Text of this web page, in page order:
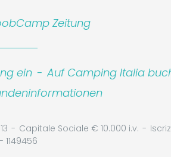
Zeitung
ein - Auf Camping Italia
Capitale Sociale € 10.000 i.v.
1149456